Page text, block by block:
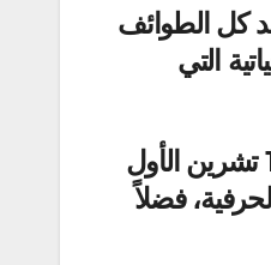
كل الطوائف
التي
وتجدر الإشارة إلى أن هذا المعرض يفتح أبوابه أمام الزوار من اليوم الخميس 16 تشرين أول 2025، ولغاية يوم الأحد 19 تشرين الأول
والحرفية، فضلاً